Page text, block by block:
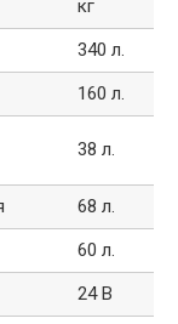
кг
340 л.
160 л.
38 л.
68 л.
60 л.
24 В